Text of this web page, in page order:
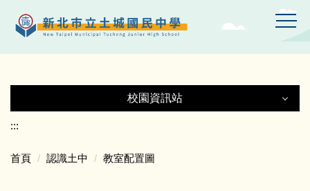
到
要
容
校園資訊站
:::
首頁 認識土中 教室配置圖